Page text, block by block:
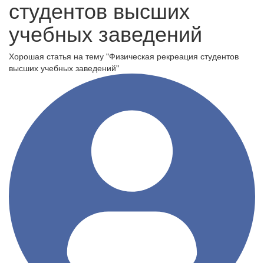
студентов высших
учебных заведений
Хорошая статья на тему "Физическая рекреация студентов
высших учебных заведений"